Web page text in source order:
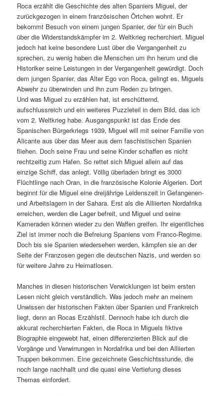
Roca erzählt die Geschichte des alten Spaniers Miguel, der
zurückgezogen in einem französischen Örtchen wohnt. Er
bekommt Besuch von einem jungen Spanier, der für ein Buch
über die Widerstandskämpfer im 2. Weltkrieg recherchiert. Miguel
jedoch hat keine besondere Lust über die Vergangenheit zu
sprechen, zu wenig haben die Menschen um ihn herum und die
Historiker seine Leistungen in der Vergangenheit gewürdigt. Doch
dem jungen Spanier, das Alter Ego von Roca, gelingt es, Miguels
Abwehr zu überwinden und ihn zum Reden zu bringen.
Und was Miguel zu erzählen hat, ist erschütternd,
aufschlussreich und ein weiteres Puzzleteil in dem Bild, das ich
vom 2. Weltkrieg habe. Ausgangspunkt ist das Ende des
Spanischen Bürgerkriegs 1939, Miguel will mit seiner Familie von
Alicante aus über das Meer aus dem faschistischen Spanien
fliehen. Doch seine Frau und seine Kinder schaffen es nicht
rechtzeitig zum Hafen. So rettet sich Miguel allein auf das
einzige Schiff, das anlegt. Völlig überladen bringt es 3000
Flüchtlinge nach Oran, in die französische Kolonie Algerien. Dort
beginnt für die Miguel eine dreijährige Leidenszeit in Gefangenen-
und Arbeitslagern in der Sahara. Erst als die Alliierten Nordafrika
erreichen, werden die Lager befreit, und Miguel und seine
Kameraden können wieder zu den Waffen greifen. Ihr eigentliches
Ziel ist immer noch die Befreiung Spaniens vom Franco-Regime.
Doch bis sie Spanien wiedersehen werden, kämpfen sie an der
Seite der Franzosen gegen die deutschen Nazis, und werden so
für weitere Jahre zu Heimatlosen.
Manches in diesen historischen Verwicklungen ist beim ersten
Lesen nicht gleich verständlich. Was jedoch mehr an meinem
Unwissen der historischen Fakten über Spanien und Frankreich
liegt, denn an Rocas Erzählstil. Dennoch habe ich durch die
akkurat recherchierten Fakten, die Roca in Miguels fiktive
Biographie eingewebt hat, einen differenzierten Blick auf die
Vorgänge und Verwirrungen in Nordafrika und bei den Alliierten
Truppen bekommen. Eine gezeichnete Geschichtsstunde, die
noch lange nachhallt und die quasi eine Vertiefung dieses
Themas einfordert.